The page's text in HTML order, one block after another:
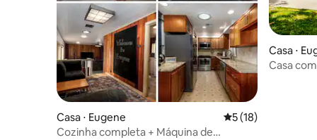
Casa ⋅ Eugene 5 de uma avaliação
5 (18)
Cozinha completa + Máquina de
Casa ⋅
Casa